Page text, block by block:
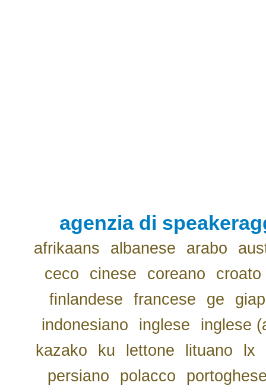
agenzia di
afrikaans albanese arabo
ceco
cinese coreano
croato
finlandese
francese ge
indonesiano
inglese
inglese
kazako
ku lettone lituano lx
persiano
polacco